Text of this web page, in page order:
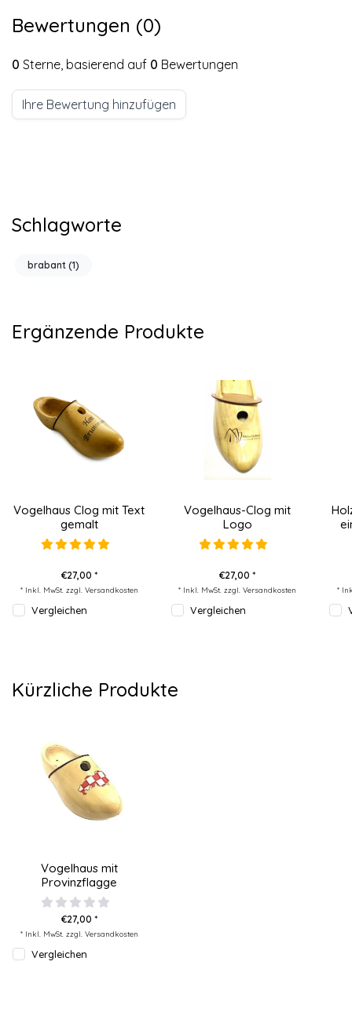
Bewertungen (0)
0 Sterne, basierend auf 0 Bewertungen
Ihre Bewertung hinzufügen
Schlagworte
brabant (1)
Ergänzende Produkte
Vogelhaus Clog mit Text
gemalt
€27,00 *
* Inkl. MwSt. zzgl. Versandkosten
Vergleichen
Vogelhaus-Clog mit
Logo
€27,00 *
* Inkl. MwSt. zzgl.Versandkosten
Vergleichen
*
Kürzliche Produkte
Vogelhaus mit
Provinzflagge
€27,00 *
* Inkl. MwSt. zzgl. Versandkosten
Vergleichen